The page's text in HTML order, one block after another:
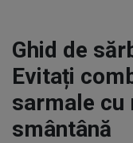
Ghid de
Evitați
sarmale cu
smântână